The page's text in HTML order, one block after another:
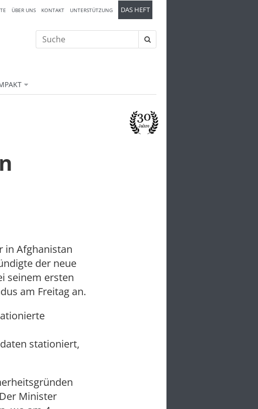
ÜBER UNS KONTAKT UNTERSTÜTZUNG DAS HEFT
Suche
nach:
in Afghanistan
der neue
seinem ersten
am Freitag an.
stationiert,
Minister